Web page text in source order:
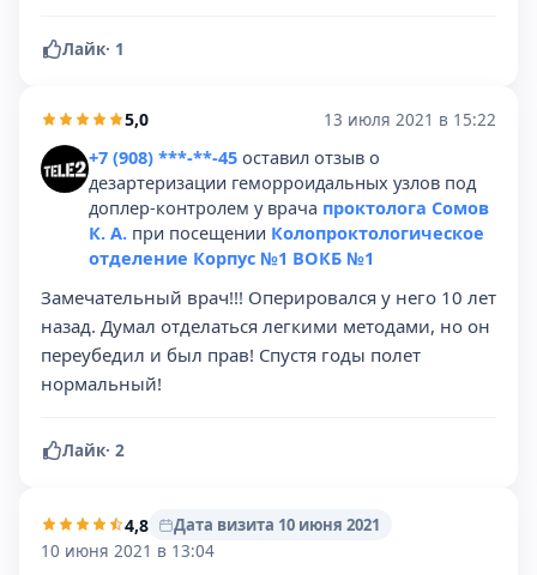
Лайк· 1
5,0 13 июля 2021 в 15:22
+7 (908) ***-**-45 оставил отзыв о
дезартеризации геморроидальных узлов под
доплер-контролем у врача проктолога Сомов
К. А. при посещении Колопроктологическое
отделение Корпус №1 ВОКБ №1
Замечательный врач!!! Оперировался у него 10 лет
назад. Думал отделаться легкими методами, но он
переубедил и был прав! Спустя годы полет
нормальный!
Лайк· 2
4,8
Дата визита 10 июня 2021
10 июня 2021 в 13:04